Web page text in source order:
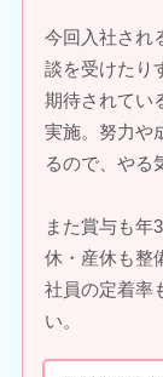
今回入社され
談を受けたり
期待されてい
実施。努力や
るので、やる
また賞与も年
休・産休も整
社員の定着率
い。